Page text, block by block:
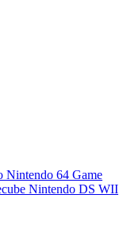
Nintendo 64 Game
Nintendo DS WII